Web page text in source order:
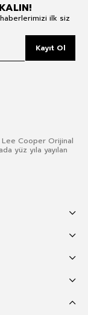
ilk siz
Kayıt Ol
Lee Cooper Orijinal
yüz yıla yayılan